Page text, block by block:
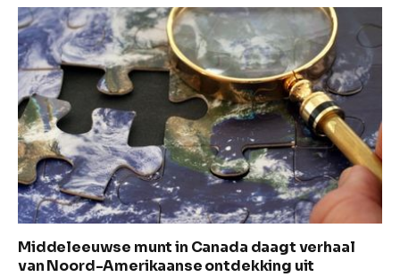
Middeleeuwse munt in Canada daagt verhaal
van Noord-Amerikaanse ontdekking uit